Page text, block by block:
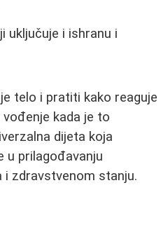
uključuje i ishranu i
telo i pratiti kako reaguje
kada je to
dijeta koja
u prilagođavanju
i zdravstvenom stanju.